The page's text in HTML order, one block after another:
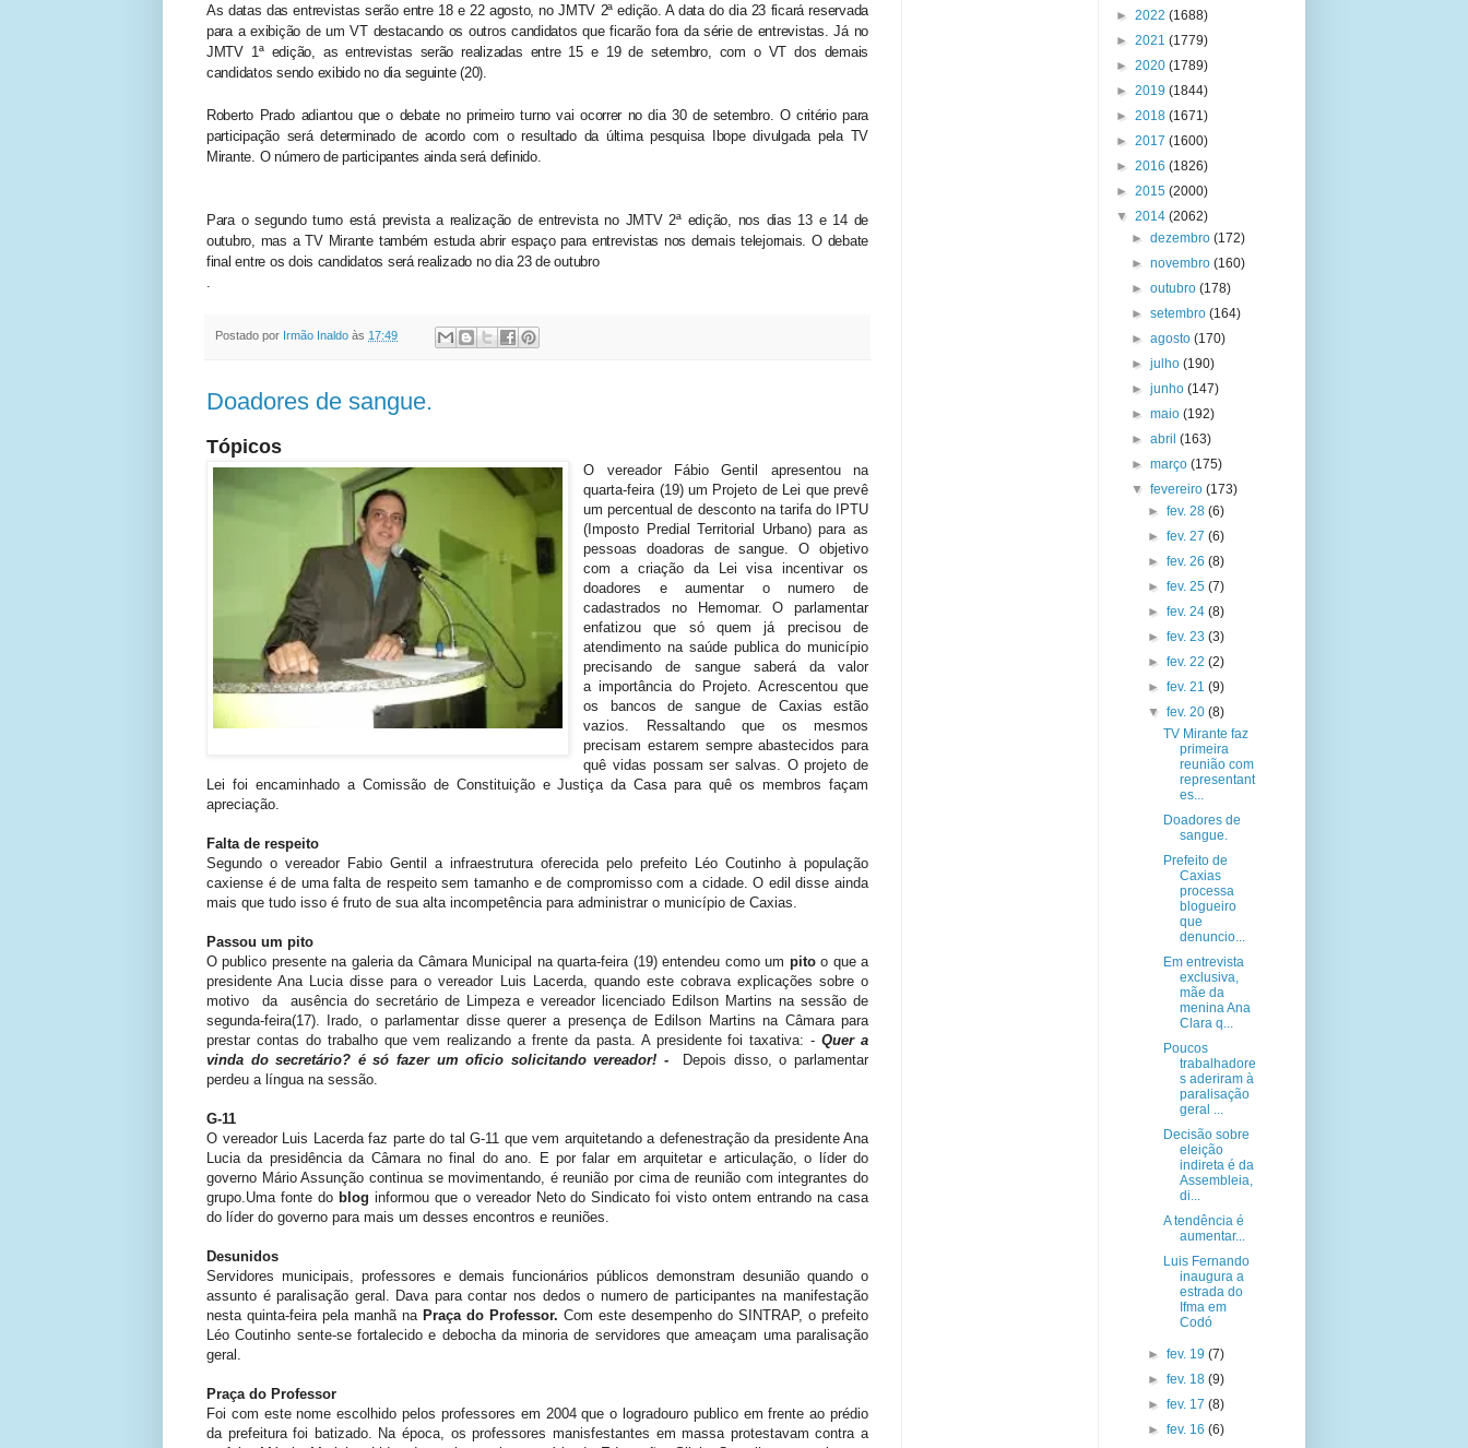
As datas das entrevistas serão entre 18 e 22 agosto, no JMTV 2ª edição. A data do dia 23 ficará reservada
para a exibição de um VT destacando os outros candidatos que ficarão fora da série de entrevistas. Já no
JMTV 1ª edição, as entrevistas serão realizadas entre 15 e 19 de setembro, com o VT dos demais
candidatos sendo exibido no dia seguinte (20).
Roberto Prado adiantou que o debate no primeiro turno vai ocorrer no dia 30 de setembro. O critério para
participação será determinado de acordo com o resultado da última pesquisa Ibope divulgada pela TV
Mirante. O número de participantes ainda será definido.
Para o segundo turno está prevista a realização de entrevista no JMTV 2ª edição, nos dias 13 e 14 de
outubro, mas a TV Mirante também estuda abrir espaço para entrevistas nos demais telejornais. O debate
final entre os dois candidatos será realizado no dia 23 de outubro
.
Postado por Irmão Inaldo às 17:49
Doadores de sangue.
Tópicos
O vereador Fábio Gentil apresentou na
quarta-feira (19) um Projeto de Lei que prevê
um percentual de desconto na tarifa do IPTU
(Imposto Predial Territorial Urbano) para as
pessoas doadoras de sangue. O objetivo
com a criação da Lei visa incentivar os
doadores e aumentar o numero de
cadastrados no Hemomar. O parlamentar
enfatizou que só quem já precisou de
atendimento na saúde publica do município
precisando de sangue saberá da valor
a importância do Projeto. Acrescentou que
os bancos de sangue de Caxias estão
vazios. Ressaltando que os mesmos
precisam estarem sempre abastecidos para
quê vidas possam ser salvas. O projeto de
Lei foi encaminhado a Comissão de Constituição e Justiça da Casa para quê os membros façam
apreciação.
Falta de respeito
Segundo o vereador Fabio Gentil a infraestrutura oferecida pelo prefeito Léo Coutinho à população
caxiense é de uma falta de respeito sem tamanho e de compromisso com a cidade. O edil disse ainda
mais que tudo isso é fruto de sua alta incompetência para administrar o município de Caxias.
Passou um pito
O publico presente na galeria da Câmara Municipal na quarta-feira (19) entendeu como um pitoo que a
presidente Ana Lucia disse para o vereador Luis Lacerda, quando este cobrava explicações sobre o
motivo da ausência do secretário de Limpeza e vereador licenciado Edilson Martins na sessão de
segunda-feira(17). Irado, o parlamentar disse querer a presença de Edilson Martins na Câmara para
prestar contas do trabalho que vem realizando a frente da pasta. A presidente foi taxativa: -Quer a
vinda do secretário? é só fazer um oficio solicitando vereador! -
Depois disso, o parlamentar
perdeu a língua na sessão.
G-11
O vereador Luis Lacerda faz parte do tal G-11 que vem arquitetando a defenestração da presidente Ana
Lucia da presidência da Câmara no final do ano. E por falar em arquitetar e articulação, o líder do
governo Mário Assunção continua se movimentando, é reunião por cima de reunião com integrantes do
grupo.Uma fonte doblog informou que o vereador Neto do Sindicato foi visto ontem entrando na casa
do líder do governo para mais um desses encontros e reuniões.
Desunidos
Servidores municipais, professores e demais funcionários públicos demonstram desunião quando o
assunto é paralisação geral. Dava para contar nos dedos o numero de participantes na manifestação
nesta quinta-feira pela manhã na Praça do Professor. Com este desempenho do SINTRAP, o prefeito
Léo Coutinho sente-se fortalecido e debocha da minoria de servidores que ameaçam uma paralisação
geral.
Praça do Professor
Foi com este nome escolhido pelos professores em 2004 que o logradouro publico em frente ao prédio
da prefeitura foi batizado. Na época, os professores manisfestantes em massa protestavam contra a
► 2022 (1688)
► 2021 (1779)
► 2020 (1789)
► 2019 (1844)
► 2018 (1671)
► 2017 (1600)
► 2016 (1826)
► 2015 (2000)
▼ 2014 (2062)
►dezembro(172)
►novembro(160)
►outubro(178)
►setembro(164)
►agosto(170)
►julho(190)
►junho(147)
►maio(192)
►abril(163)
►março(175)
▼fevereiro(173)
► fev. 28 (6)
► fev. 27 (6)
► fev. 26 (8)
► fev. 25 (7)
► fev. 24 (8)
► fev. 23 (3)
► fev. 22 (2)
► fev. 21 (9)
▼ fev. 20 (8)
TV Mirante faz
primeira
reunião com
representant
es...
Doadores de
sangue.
Prefeito de
Caxias
processa
blogueiro
que
denuncio...
Em entrevista
exclusiva,
mãe da
menina Ana
Clara q...
Poucos
trabalhadore
s aderiram à
paralisação
geral ...
Decisão sobre
eleição
indireta é da
Assembleia,
di...
A tendência é
aumentar...
Luis Fernando
inaugura a
estrada do
Ifma em
Codó
► fev. 19 (7)
► fev. 18 (9)
► fev. 17 (8)
► fev. 16 (6)